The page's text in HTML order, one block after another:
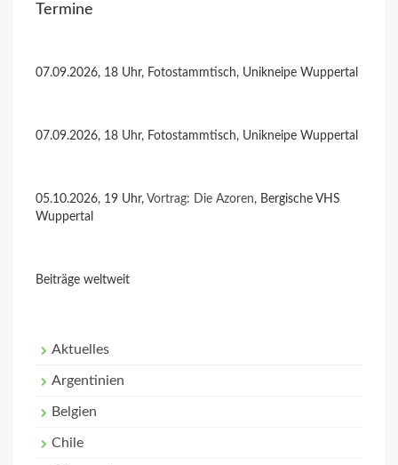
Termine
07.09.2026, 18 Uhr, Fotostammtisch, Unikneipe Wuppertal
07.09.2026, 18 Uhr, Fotostammtisch, Unikneipe Wuppertal
05.10.2026, 19 Uhr, Vortrag: Die Azoren, Bergische VHS
Wuppertal
Beiträge weltweit
Aktuelles
Argentinien
Belgien
Chile